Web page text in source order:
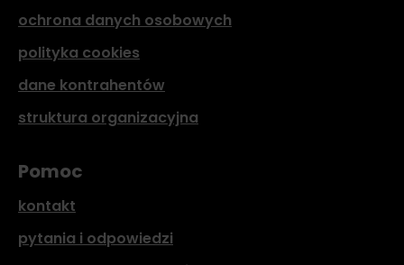
ochrona danych osobowych
polityka cookies
dane kontrahentów
struktura organizacyjna
Pomoc
kontakt
pytania i odpowiedzi